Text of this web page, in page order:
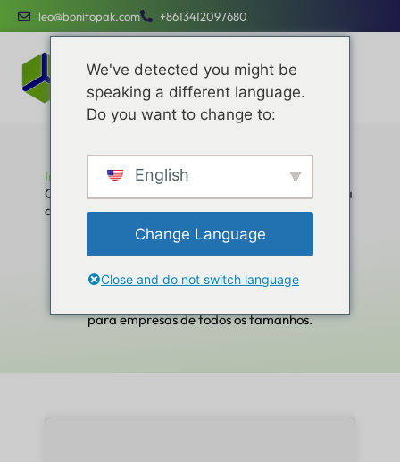
leo@bonitopak.com +8613412097680
Início
O que é uma caixa de correio? Um guia simples para
o sucesso da embalagem
O que é uma caixa de correio? Um guia
simples para o sucesso da embalagem
custos e o engajamento da marca com serviços
para empresas de todos os tamanhos.
We've detected you might be
speaking a different language.
Do you want to change to:
English
Change Language
Close and do not switch language